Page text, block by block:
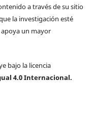
a través de su sitio
la investigación esté
un mayor
bajo la licencia
4.0 Internacional.